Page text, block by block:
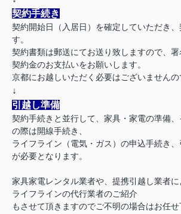
契約手続き
契約開始日（入居日）を確定していただき
す。
契約書類は郵送にてお送り致しますので、署
契約金のお支払いをお願いします。
京都にお越しいただく必要はございませんの
↓
引越し準備
契約手続きと並行して、家具・家電の準備
の際は開線手続き、
ライフライン（電気・ガス）の申込手続き
が必要となります。
家具家電レンタル業者や、提携引越し業者
ライフラインの代行業者のご紹介
もさせて頂きますのでご不明の場合はお任せ